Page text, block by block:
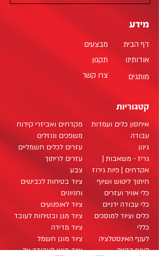
מידע
מבצעים
תקנון
צרו קשר
דף הבית
אודותינו
מותגים
קטגוריות
מקדחים ואביזרי קידוח
משפכים ונוזלים
עזרים לכלים חשמליים
עזרים לריתוך
צבע
ציוד בטיחות לכבישים
וחניונים
ציוד לאופנועים
ציוד מגן ובטיחות לעובד
ציוד מדידה
ציוד מוגן חשמל
ציוד מיגון לעבודה על
איחסון כלים ועמדות
עבודה
גינון
גריז - משאבות |
אקדחים | פיות גירוז
חיתוך ליטוש ושיוף
כלי אוויר ועזרים
כלי עבודה ידניים
כלים וציוד למוסכים
כללי
לענף האינסטלציה
לענף הבניה